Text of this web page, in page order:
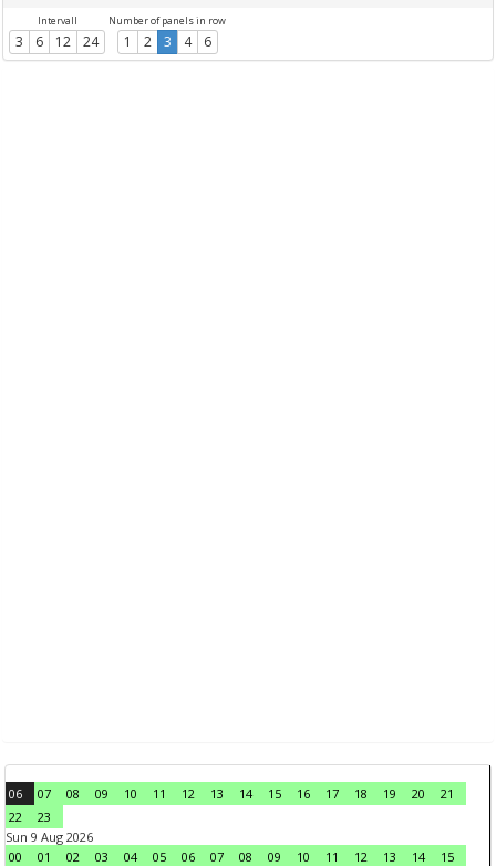
Intervall
3 6 12 24
Number of panels in row
1 2 3 4 6
06 07 08 09 10 11 12 13 14 15 16 17 18 19 20
21
22
23
Sun 9 Aug 2026
00
01 02 03 04 05 06 07 08 09 10 11 12 13 14
15